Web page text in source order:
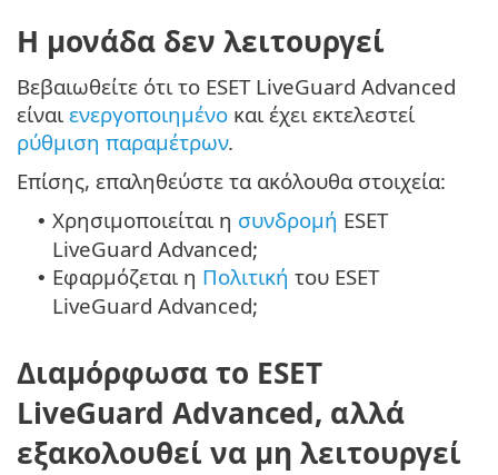
Η μονάδα δεν λειτουργεί
Βεβαιωθείτε ότι το ESET LiveGuard Advanced
είναι ενεργοποιημένο και έχει εκτελεστεί
ρύθμιση παραμέτρων.
Επίσης, επαληθεύστε τα ακόλουθα στοιχεία:
• Χρησιμοποιείται η συνδρομή ESET
LiveGuard Advanced;
• Εφαρμόζεται η Πολιτική του ESET
LiveGuard Advanced;
Διαμόρφωσα το ESET
LiveGuard Advanced, αλλά
εξακολουθεί να μη λειτουργεί